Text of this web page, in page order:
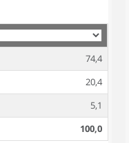
74,4
20,4
5,1
100,0